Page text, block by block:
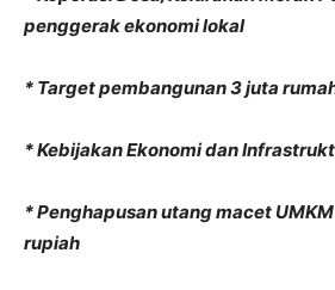
penggerak ekonomi lokal
* Target pembangunan 3 juta
* Kebijakan Ekonomi dan
* Penghapusan utang macet
rupiah